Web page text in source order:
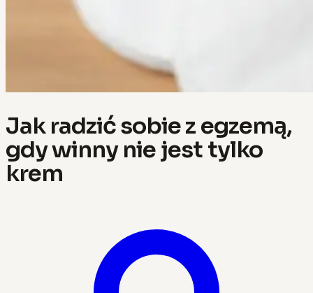
Jak radzić sobie z egzemą,
gdy winny nie jest tylko
krem